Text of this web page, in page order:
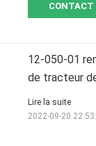
CONTACT
12-050-01
de tracteur
Lire la suite
2022-09-20